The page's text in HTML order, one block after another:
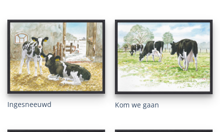
Ingesneeuwd Kom we gaan